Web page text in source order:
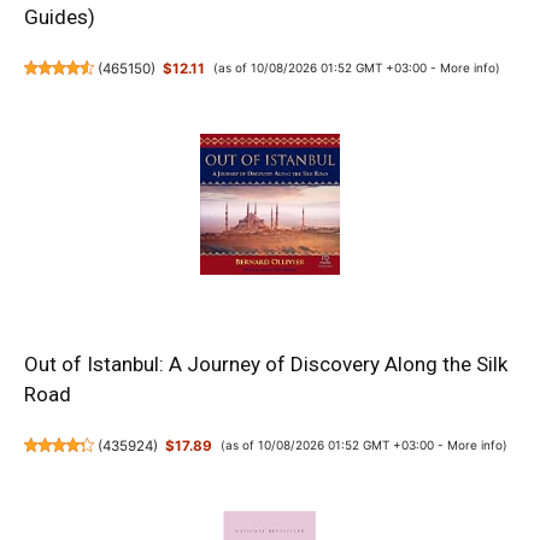
Guides)
(465150) $12.11 (as of 10/08/2026 01:52 GMT +03:00 - More info)
Out of Istanbul: A Journey of Discovery Along the Silk
Road
(435924) $17.89 (as of 10/08/2026 01:52 GMT +03:00 - More info)